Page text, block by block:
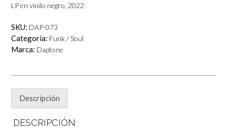
LP en vinilo negro, 2022
SKU: DAP-073
Categoría: Funk / Soul
Marca: Daptone
Descripción
DESCRIPCIÓN